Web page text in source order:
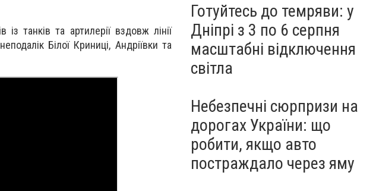
танків та артилерії вздовж лінії
Білої Криниці, Андріївки та
Готуйтесь до темряви: у
Дніпрі з 3 по 6 серпня
масштабні відключення
світла
Небезпечні сюрпризи на
дорогах України: що
робити, якщо авто
постраждало через яму